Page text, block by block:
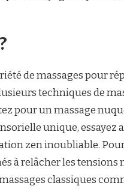
de massages pour
techniques de
pour un massage
unique, essayez
zen inoubliable.
à relâcher les tensions
classiques